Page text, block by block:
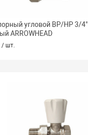
угловой ВР/НР 3/4"
ARROWHEAD
/ шт.